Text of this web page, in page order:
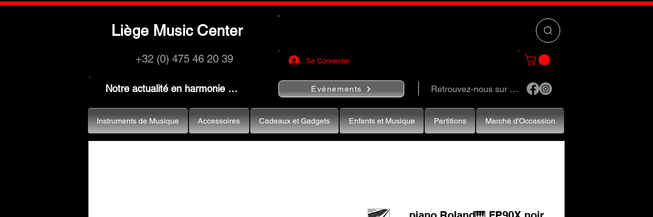
Liège Music Center
+32 (0) 475 46 20 39 Se Connecter
Notre actualité en harmonie … Événements Retrouvez-nous sur …
Instruments de Musique Accessoires Cadeaux et Gadgets Enfants et Musique Partitions Marché d'Occassion